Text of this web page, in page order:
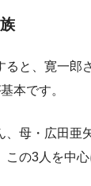
ると、寛一郎
本です。
、母・広田亜
この3人を中